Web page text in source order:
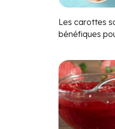
Les carottes
bénéfiques